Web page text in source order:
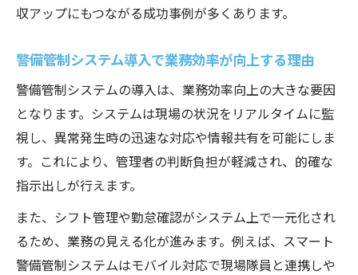
収アップにもつながる成功事例が多くあります。
警備管制システム導入で業務効率が向上する理由
警備管制システムの導入は、業務効率向上の大きな要因
となります。システムは現場の状況をリアルタイムに監
視し、異常発生時の迅速な対応や情報共有を可能にしま
す。これにより、管理者の判断負担が軽減され、的確な
指示出しが行えます。
また、シフト管理や勤怠確認がシステム上で一元化され
るため、業務の見える化が進みます。例えば、スマート
警備管制システムはモバイル対応で現場隊員と連携しや